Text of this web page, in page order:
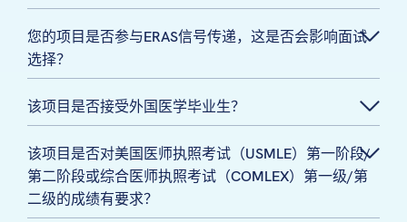
您的项目是否参与ERAS信号传递，这是否会影响面试
选择？
该项目是否接受外国医学毕业生？
该项目是否对美国医师执照考试（USMLE）第一阶段/
第二阶段或综合医师执照考试（COMLEX）第一级/第
二级的成绩有要求？